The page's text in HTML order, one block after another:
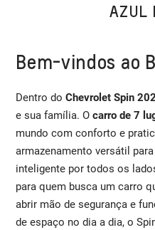
AZUL
Bem-vindos ao
Dentro doChevrolet Spin
e sua família. Ocarro de 7
mundo com conforto e
armazenamento versátil
inteligente por todos os
para quem busca um carro
abrir mão de segurança e
de espaço no dia a dia, o